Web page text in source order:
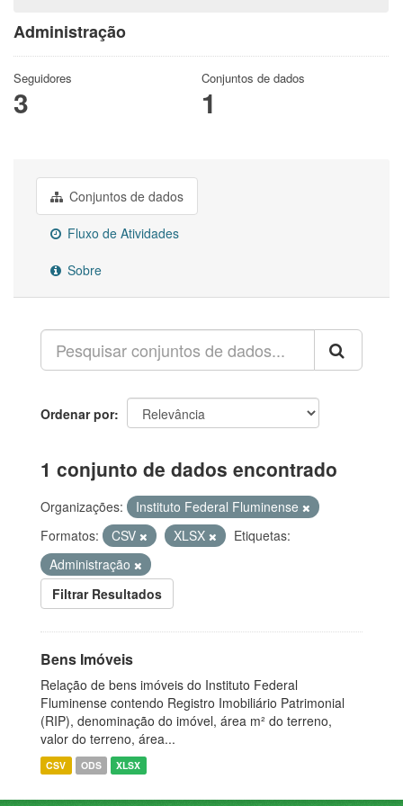
Administração
Seguidores
3
Conjuntos de dados
1
Conjuntos de dados
Fluxo de Atividades
Sobre
Ordenar por
1 conjunto de dados encontrado
Organizações:
Instituto Federal Fluminense
Formatos:
CSV XLSX
Etiquetas:
Administração
Filtrar Resultados
Bens Imóveis
Relação de bens imóveis do Instituto Federal
Fluminense contendo Registro Imobiliário Patrimonial
(RIP), denominação do imóvel, área m² do terreno,
valor do terreno, área...
CSV ODS XLSX